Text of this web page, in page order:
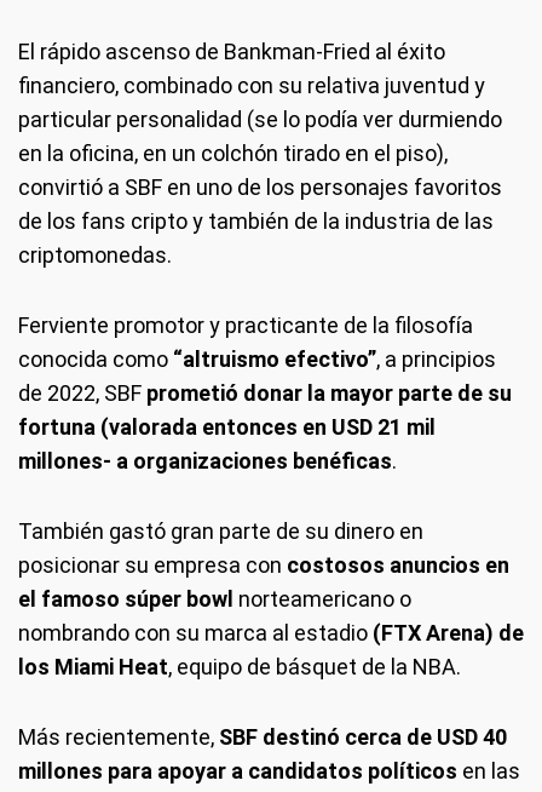
El rápido ascenso de Bankman-Fried al éxito
financiero, combinado con su relativa juventud y
particular personalidad (se lo podía ver durmiendo
en la oficina, en un colchón tirado en el piso),
convirtió a SBF en uno de los personajes favoritos
de los fans cripto y también de la industria de las
criptomonedas.
Ferviente promotor y practicante de la filosofía
conocida como “altruismo efectivo”, a principios
de 2022, SBF prometió donar la mayor parte de su
fortuna (valorada entonces en USD 21 mil
millones- a organizaciones benéficas.
También gastó gran parte de su dinero en
posicionar su empresa con costosos anuncios en
el famoso súper bowl norteamericano o
nombrando con su marca al estadio (FTX Arena) de
los Miami Heat, equipo de básquet de la NBA.
Más recientemente, SBF destinó cerca de USD 40
millones para apoyar a candidatos políticos en las